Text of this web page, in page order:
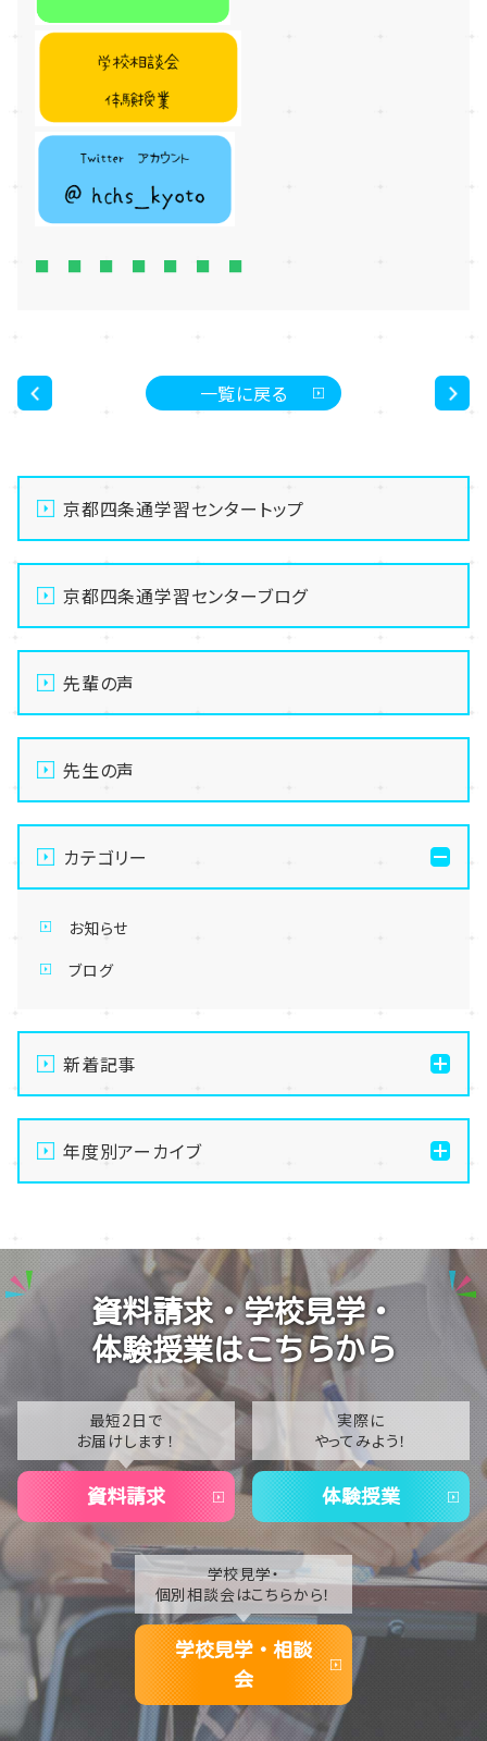
■ ■ ■ ■ ■ ■ ■
一覧に戻る
京都四条通学習センタートップ
京都四条通学習センターブログ
先輩の声
先生の声
カテゴリー
お知らせ
ブログ
新着記事
🌻夏季休暇のお知らせ🌻
8月体験授業のお知らせ
授業前の一コマ
通信制高校の学習風景
年度別アーカイブ
2025
2024
2023
2021
2020
資料請求・学校見学・
体験授業はこちらから
最短2日で
お届けします！
資料請求
実際に
やってみよう！
体験授業
学校見学・
個別相談会はこちらから！
学校見学・相談
会